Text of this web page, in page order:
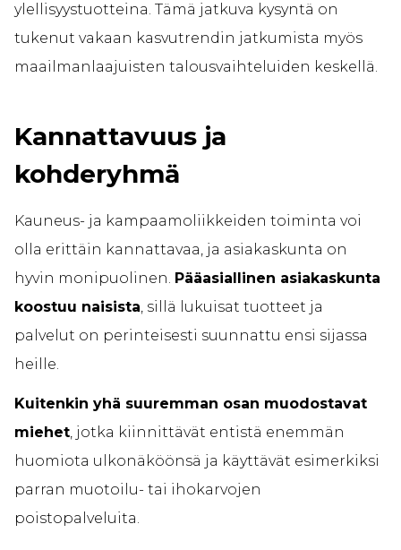
ylellisyystuotteina. Tämä jatkuva kysyntä on
tukenut vakaan kasvutrendin jatkumista myös
maailmanlaajuisten talousvaihteluiden keskellä.
Kannattavuus ja
kohderyhmä
Kauneus- ja kampaamoliikkeiden toiminta voi
olla erittäin kannattavaa, ja asiakaskunta on
hyvin monipuolinen. Pääasiallinen asiakaskunta
koostuu naisista, sillä lukuisat tuotteet ja
palvelut on perinteisesti suunnattu ensi sijassa
heille.
Kuitenkin yhä suuremman osan muodostavat
miehet, jotka kiinnittävät entistä enemmän
huomiota ulkonäköönsä ja käyttävät esimerkiksi
parran muotoilu- tai ihokarvojen
poistopalveluita.